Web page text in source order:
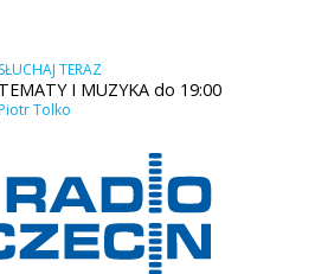
SŁUCHAJ TERAZ
TEMATY I MUZYKA do 19:00
Tolko